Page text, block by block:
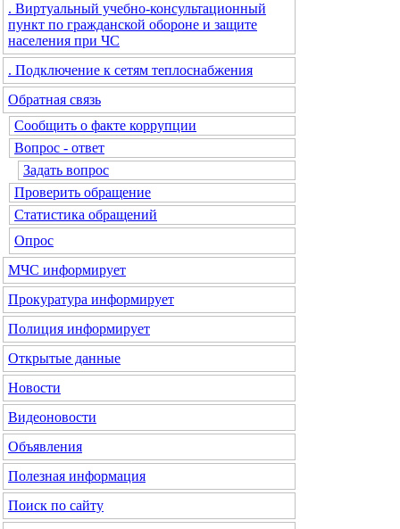
. Виртуальный учебно-консультационный
пункт по гражданской обороне и защите
населения при ЧС
. Подключение к сетям теплоснабжения
Обратная связь
Сообщить о факте коррупции
Вопрос - ответ
Задать вопрос
Проверить обращение
Статистика обращений
Опрос
МЧС информирует
Прокуратура информирует
Полиция информирует
Открытые данные
Новости
Видеоновости
Объявления
Полезная информация
Поиск по сайту